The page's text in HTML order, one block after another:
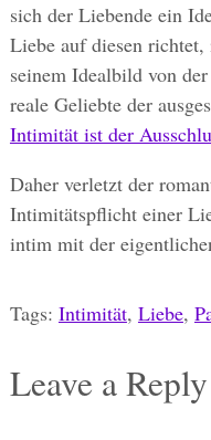
sich der Liebende ein
Liebe auf diesen
seinem Idealbild von
reale Geliebte der
Intimität ist der
Daher verletzt der
Intimitätspflicht einer
intim mit der
Tags: Intimität, Liebe,
Leave a Reply